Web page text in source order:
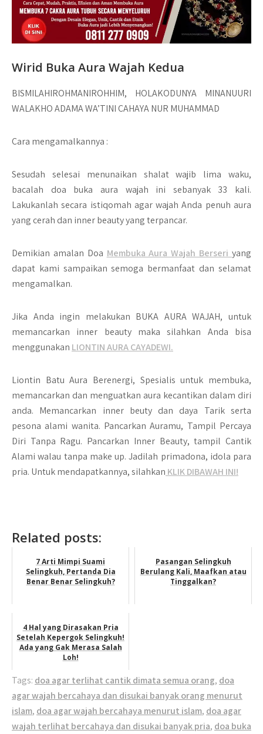
Wirid Buka Aura Wajah Kedua
BISMILAHIROHMANIROHHIM, HOLAKODUNYA MINANUURI
WALAKHO ADAMA WA’TINI CAHAYA NUR MUHAMMAD
Cara mengamalkannya :
Sesudah selesai menunaikan shalat wajib lima waku,
bacalah doa buka aura wajah ini sebanyak 33 kali.
Lakukanlah secara istiqomah agar wajah Anda penuh aura
yang cerah dan inner beauty yang terpancar.
Demikian amalan Doa Membuka Aura Wajah Berseriyang
dapat kami sampaikan semoga bermanfaat dan selamat
mengamalkan.
Jika Anda ingin melakukan BUKA AURA WAJAH, untuk
memancarkan inner beauty maka silahkan Anda bisa
menggunakan LIONTIN AURA CAYADEWI.
Liontin Batu Aura Berenergi, Spesialis untuk membuka,
memancarkan dan menguatkan aura kecantikan dalam diri
anda. Memancarkan inner beuty dan daya Tarik serta
pesona alami wanita. Pancarkan Auramu, Tampil Percaya
Diri Tanpa Ragu. Pancarkan Inner Beauty, tampil Cantik
Alami walau tanpa make up. Jadilah primadona, idola para
pria. Untuk mendapatkannya, silahkan KLIK DIBAWAH INI!
Related posts:
7 Arti Mimpi Suami
Selingkuh, Pertanda Dia
Benar Benar Selingkuh?
Pasangan Selingkuh
Berulang Kali, Maafkan atau
Tinggalkan?
4 Hal yang Dirasakan Pria
Setelah Kepergok Selingkuh!
Ada yang Gak Merasa Salah
Loh!
Tags: doa agar terlihat cantik dimata semua orang, doa
agar wajah bercahaya dan disukai banyak orang menurut
islam, doa agar wajah bercahaya menurut islam, doa agar
wajah terlihat bercahaya dan disukai banyak pria, doa buka